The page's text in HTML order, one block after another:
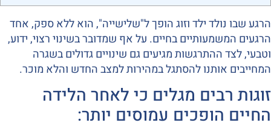
הרגע שבו נולד ילד וזוג הופך ל"שלישייה", הוא ללא ספק, אחד
הרגעים המשמעותיים בחיים. על אף שמדובר בשינוי רצוי, ידוע,
וטבעי, לצד ההתרגשות מגיעים גם שינויים גדולים בשגרה
המחייבים אותנו להסתגל במהירות למצב החדש והלא מוכר.
זוגות רבים מגלים כי לאחר הלידה
החיים הופכים עמוסים יותר: